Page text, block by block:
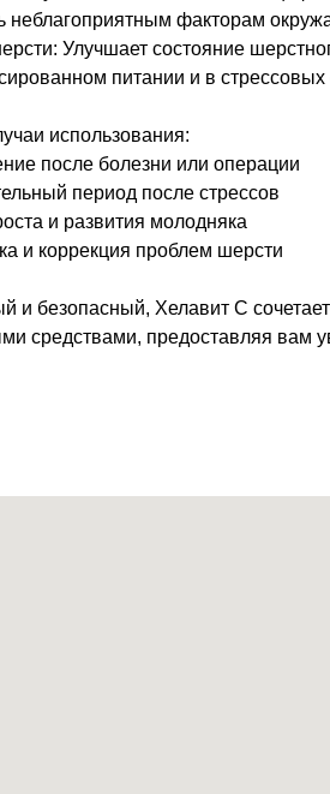
неблагоприятным факторам
Улучшает состояние
питании и в стрессовых
использования:
после болезни или операции
период после стрессов
и развития молодняка
и коррекция проблем шерсти
и безопасный, Хелавит С
средствами, предоставляя вам